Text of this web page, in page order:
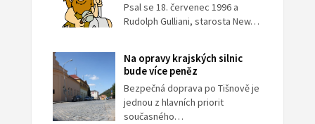
Psal se 18. červenec 1996 a
Rudolph Gulliani, starosta New…
Na opravy krajských silnic
bude více peněz
Bezpečná doprava po Tišnově je
jednou z hlavních priorit
současného…